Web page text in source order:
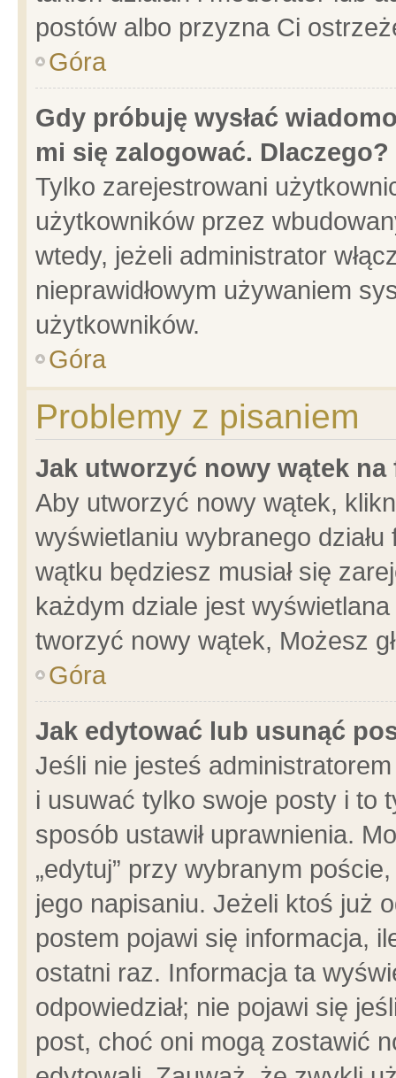
postów albo przyzna Ci
Góra
Gdy próbuję wysłać
mi się zalogować. Dlaczego?
Tylko zarejestrowani
użytkowników przez
wtedy, jeżeli administrator
nieprawidłowym używaniem
użytkowników.
Góra
Problemy z pisaniem
Jak utworzyć nowy wątek na
Aby utworzyć nowy wątek,
wyświetlaniu wybranego
wątku będziesz musiał się
każdym dziale jest
tworzyć nowy wątek, Możesz
Góra
Jak edytować lub usunąć
Jeśli nie jesteś
i usuwać tylko swoje posty i to
sposób ustawił uprawnienia.
„edytuj” przy wybranym
jego napisaniu. Jeżeli ktoś już
postem pojawi się informacja,
ostatni raz. Informacja ta
odpowiedział; nie pojawi się
post, choć oni mogą zostawić